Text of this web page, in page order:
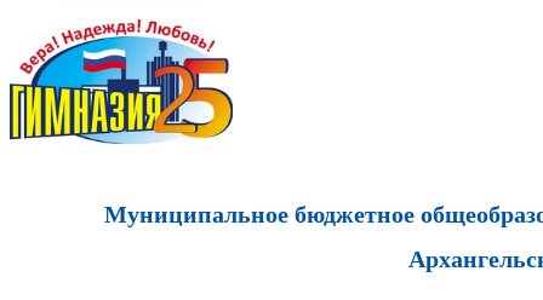
Муниципальное бюджетное